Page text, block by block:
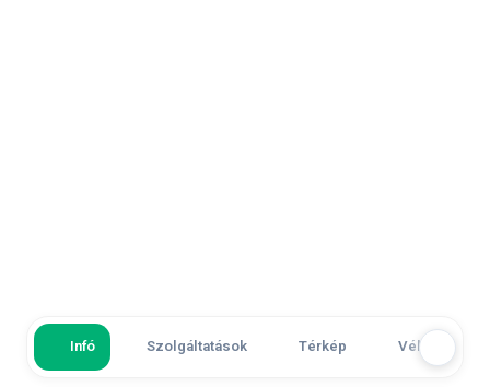
Infó Szolgáltatások Térkép Vélemények